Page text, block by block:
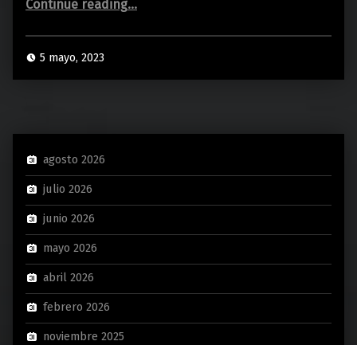
Continue reading…
5 mayo, 2023
agosto 2026
julio 2026
junio 2026
mayo 2026
abril 2026
febrero 2026
noviembre 2025